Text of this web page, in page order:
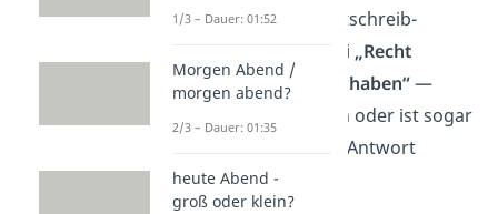
Ein ähnliches Rechtschreib-
Problem gibt es bei „Recht
haben“und„recht haben“—
muss es groß, klein oder ist sogar
beides richtig? Die Antwort
findest duhier!
1/3 – Dauer: 01:52
Morgen Abend /
morgen abend?
2/3 – Dauer: 01:35
heute Abend -
groß oder klein?